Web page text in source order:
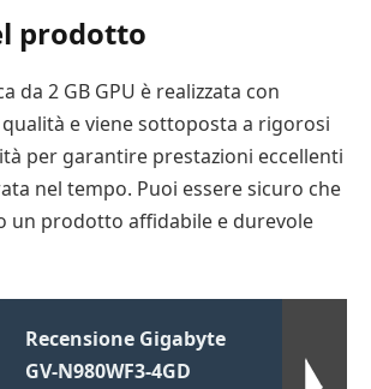
prodotto
da 2 GB GPU è realizzata con
e viene sottoposta a rigorosi
per garantire prestazioni eccellenti
nel tempo. Puoi essere sicuro che
un prodotto affidabile e durevole
Recensione Gigabyte
GV-N980WF3-4GD